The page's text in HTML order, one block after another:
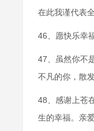
在此我谨代表
46、愿快乐幸
47、虽然你不
不凡的你，散
48、感谢上苍
生的幸福。亲